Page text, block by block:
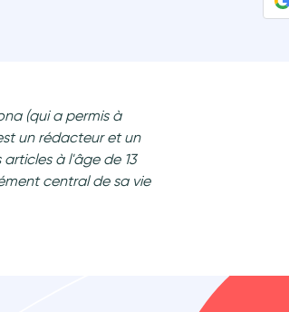
(qui a permis à
un rédacteur et un
à l'âge de 13
central de sa vie